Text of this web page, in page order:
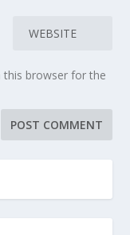
this browser for the